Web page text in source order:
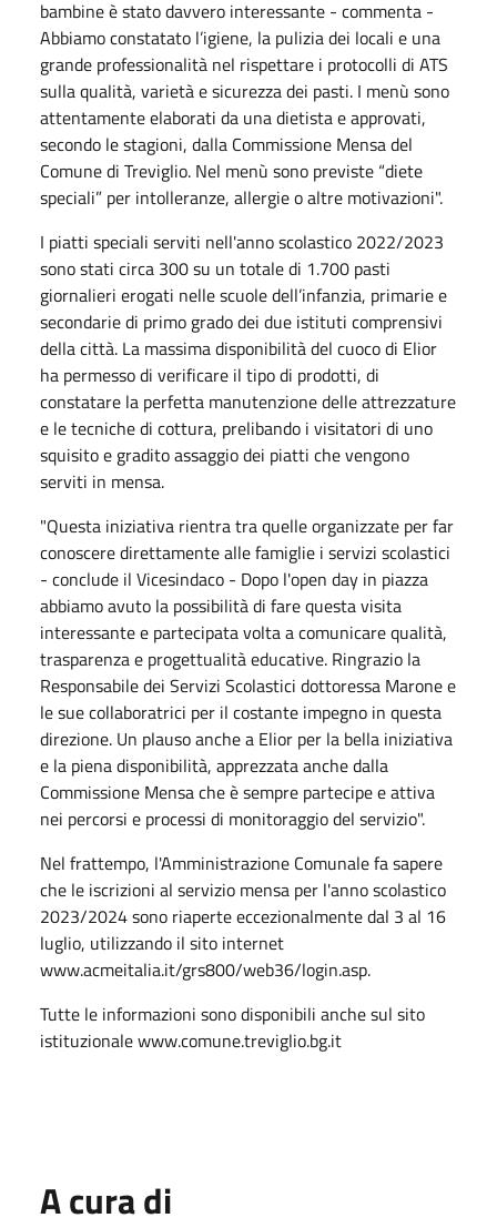
bambine è stato davvero interessante - commenta -
Abbiamo constatato l’igiene, la pulizia dei locali e una
grande professionalità nel rispettare i protocolli di ATS
sulla qualità, varietà e sicurezza dei pasti. I menù sono
attentamente elaborati da una dietista e approvati,
secondo le stagioni, dalla Commissione Mensa del
Comune di Treviglio. Nel menù sono previste “diete
speciali” per intolleranze, allergie o altre motivazioni".
I piatti speciali serviti nell'anno scolastico 2022/2023
sono stati circa 300 su un totale di 1.700 pasti
giornalieri erogati nelle scuole dell’infanzia, primarie e
secondarie di primo grado dei due istituti comprensivi
della città. La massima disponibilità del cuoco di Elior
ha permesso di verificare il tipo di prodotti, di
constatare la perfetta manutenzione delle attrezzature
e le tecniche di cottura, prelibando i visitatori di uno
squisito e gradito assaggio dei piatti che vengono
serviti in mensa.
"Questa iniziativa rientra tra quelle organizzate per far
conoscere direttamente alle famiglie i servizi scolastici
- conclude il Vicesindaco - Dopo l'open day in piazza
abbiamo avuto la possibilità di fare questa visita
interessante e partecipata volta a comunicare qualità,
trasparenza e progettualità educative. Ringrazio la
Responsabile dei Servizi Scolastici dottoressa Marone e
le sue collaboratrici per il costante impegno in questa
direzione. Un plauso anche a Elior per la bella iniziativa
e la piena disponibilità, apprezzata anche dalla
Commissione Mensa che è sempre partecipe e attiva
nei percorsi e processi di monitoraggio del servizio".
Nel frattempo, l'Amministrazione Comunale fa sapere
che le iscrizioni al servizio mensa per l'anno scolastico
2023/2024 sono riaperte eccezionalmente dal 3 al 16
luglio, utilizzando il sito internet
www.acmeitalia.it/grs800/web36/login.asp.
Tutte le informazioni sono disponibili anche sul sito
istituzionale www.comune.treviglio.bg.it
A cura di